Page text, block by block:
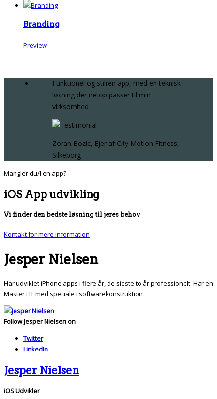
Branding
Preview
Funktionel og stilren app, med en teknisk
løsning der netop passer til min
virksomhed
Zoran Bozic, Ejer af City Motion Fitness,
Silkeborg
Mangler du/I en app?
iOS App udvikling
Vi finder den bedste løsning til jeres behov
Kontakt for mere information
Jesper Nielsen
Har udviklet iPhone apps i flere år, de sidste to år professionelt. Har en
Master i IT med speciale i softwarekonstruktion
Follow Jesper Nielsen on
Twitter
LinkedIn
Jesper Nielsen
iOS Udvikler